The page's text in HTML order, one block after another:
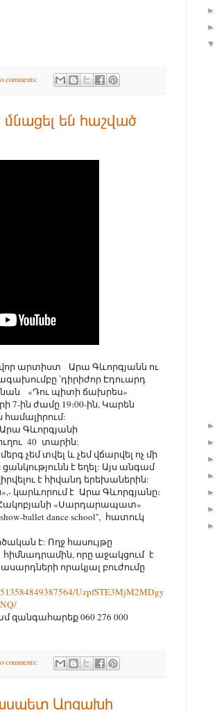
comments:
են հաշված
արտիստ Արա Գևորգյանն ու
՝դիրիժոր Էդուարդ
«Դու պիտի ճախրես»
ին ժամը 19։00-ին, Կարեն
Արա Գևորգյանի
40 տարին:
չեմ տվել և չեմ վճարվել ոչ մի
է եղել: Այս անգամ
է հիվանդ երեխաներին:
կարևորում է Արա Գևորգյանը։
«Սարդարապատ»
ballet dance school'', հատուկ
է: Ողջ հասույթը
որը աջակցում է
որակյալ բուժումը
UzpfSTE3MjM2MDgy
զանգահարեք 060 276 000
comments:
Արցախի
►
►
▼
►
►
►
►
►
►
►